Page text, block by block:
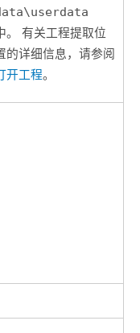
。 有关工程提取位
的详细信息，请参阅
开工程。